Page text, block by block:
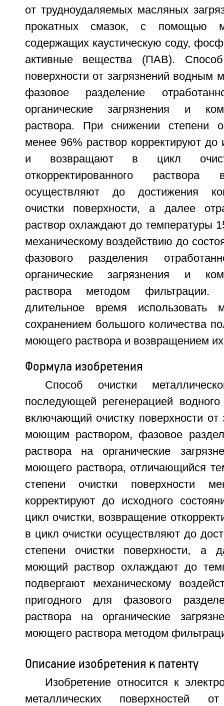
от трудноудаляемых масляных
прокатных смазок, с помощью
содержащих каустическую соду,
активные вещества (ПАВ). Способ
поверхности от загрязнений
фазовое разделение
органические загрязнения и
раствора. При снижении степени
менее 96% раствор корректируют до
и возвращают в цикл
откорректированного
осуществляют до достижения
очистки поверхности, а далее
раствор охлаждают до температуры
механическому воздействию до
фазового разделения
органические загрязнения и
раствора методом фильтрации.
длительное время
сохранением большого количества
моющего раствора и возвращением их
Формула изобретения
Способ очистки
последующей регенерацией
включающий очистку поверхности от
моющим раствором, фазовое
раствора на органические
моющего раствора, отличающийся
степени очистки поверхности
корректируют до исходного
цикл очистки, возвращение
в цикл очистки осуществляют до
степени очистки поверхности, а
моющий раствор охлаждают до
подвергают механическому
пригодного для фазового
раствора на органические
моющего раствора методом
Описание изобретения к патенту
Изобретение относится к
металлических поверхностей